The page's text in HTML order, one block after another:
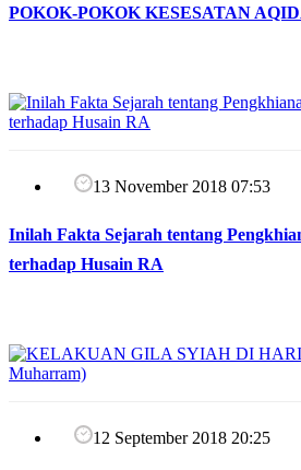
POKOK-POKOK KESESATAN
13 November 2018 07:53
Inilah Fakta Sejarah tentang
terhadap Husain RA
12 September 2018 20:25